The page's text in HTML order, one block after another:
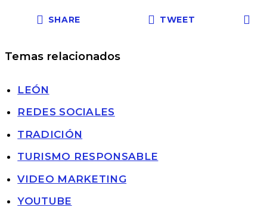
SHARE TWEET
Temas relacionados
LEÓN
REDES SOCIALES
TRADICIÓN
TURISMO RESPONSABLE
VIDEO MARKETING
YOUTUBE